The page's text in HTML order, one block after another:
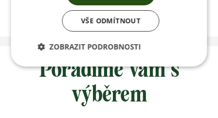
Poradíme vám s
výběrem
VŠE ODMÍTNOUT
ZOBRAZIT PODROBNOSTI